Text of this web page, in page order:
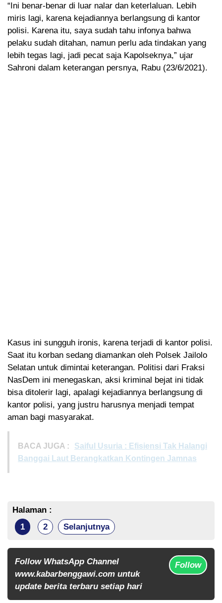
“Ini benar-benar di luar nalar dan keterlaluan. Lebih
miris lagi, karena kejadiannya berlangsung di kantor
polisi. Karena itu, saya sudah tahu infonya bahwa
pelaku sudah ditahan, namun perlu ada tindakan yang
lebih tegas lagi, jadi pecat saja Kapolseknya,” ujar
Sahroni dalam keterangan persnya, Rabu (23/6/2021).
Kasus ini sungguh ironis, karena terjadi di kantor polisi.
Saat itu korban sedang diamankan oleh Polsek Jailolo
Selatan untuk dimintai keterangan. Politisi dari Fraksi
NasDem ini menegaskan, aksi kriminal bejat ini tidak
bisa ditolerir lagi, apalagi kejadiannya berlangsung di
kantor polisi, yang justru harusnya menjadi tempat
aman bagi masyarakat.
BACA JUGA :
Saiful Usuria : Efisiensi Tak Halangi
Banggai Laut Berangkatkan Kontingen Jamnas
Halaman :
1
2 Selanjutnya
Follow WhatsApp Channel
www.kabarbenggawi.com untuk
update berita terbaru setiap hari
Follow